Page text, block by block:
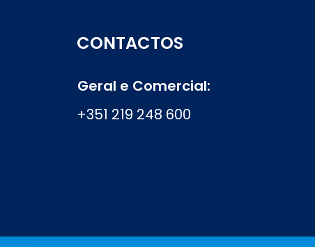
CONTACTOS
Geral e Comercial:
+351 219 248 600